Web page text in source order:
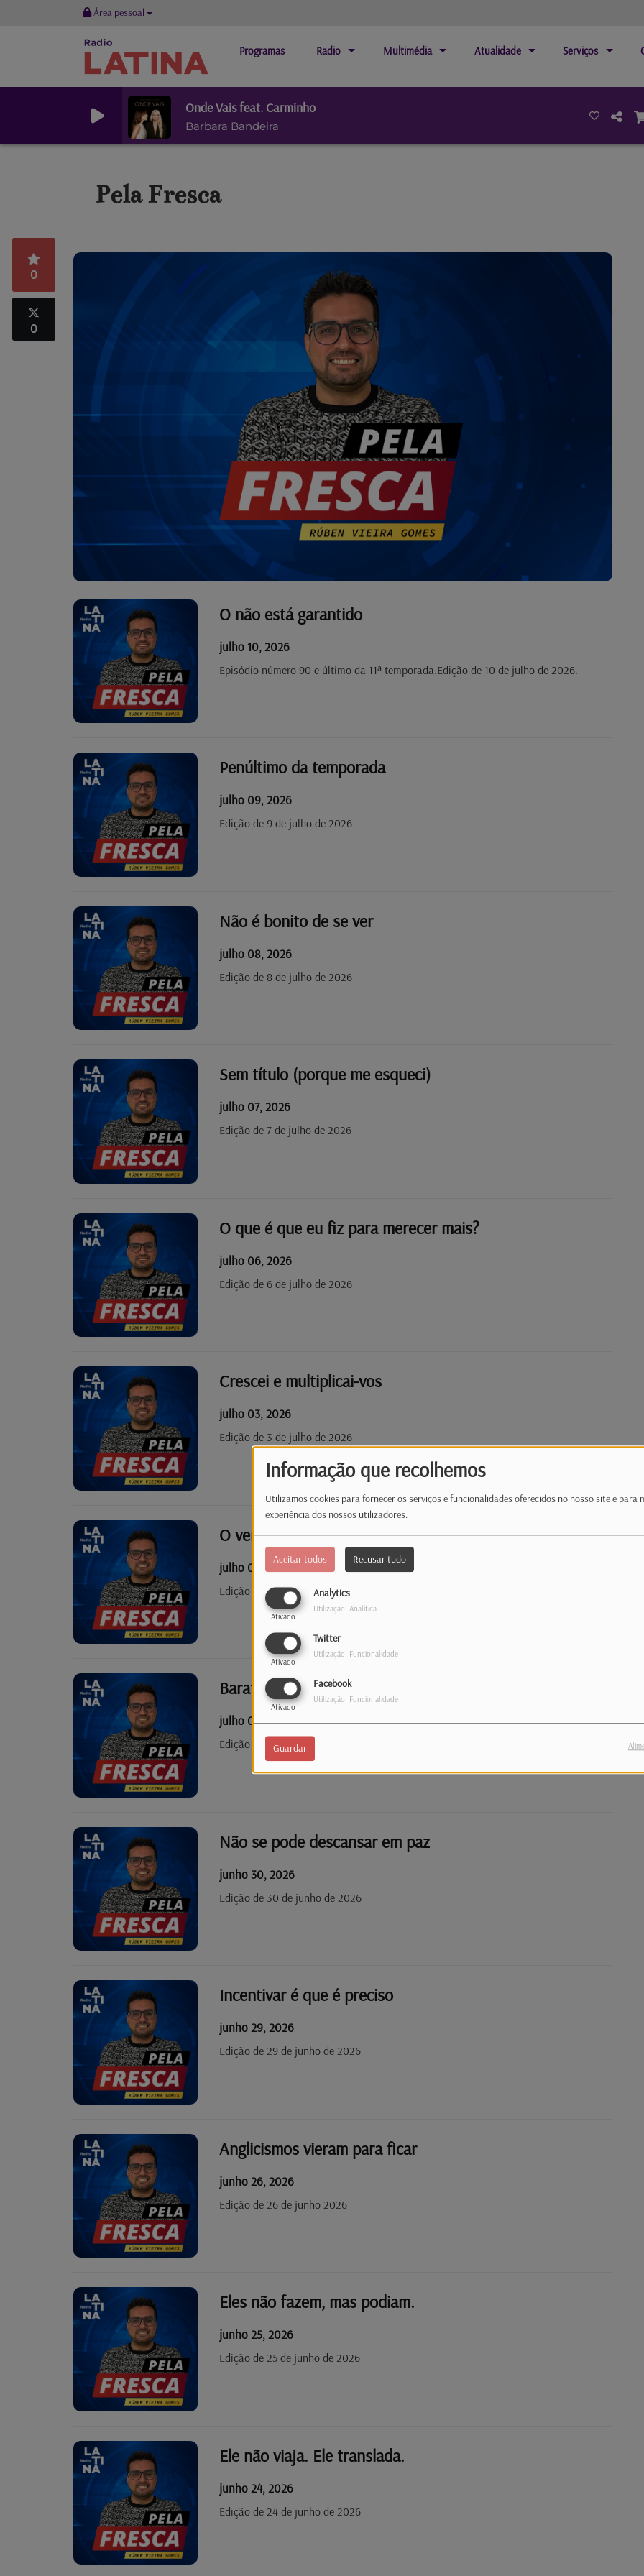
Informação que recolhemos
Utilizamos cookies para fornecer os serviços e funcionalidades oferecidos no nosso site e para
experiência dos nossos utilizadores.
Aceitar todos Recusar tudo
Analytics
Ativado
Utilização: Analítica
Twitter
Ativado
Utilização: Funcionalidade
Facebook
Ativado
Utilização: Funcionalidade
Guardar
Área pessoal
Programas Radio Multimédia Atualidade Serviços
Onde Vais feat. Carminho
Barbara Bandeira
Pela Fresca
0
0
O não está garantido
julho 10, 2026
Episódio número 90 e último da 11ª temporada.Edição de 10 de julho de 2026.
Penúltimo da temporada
julho 09, 2026
Edição de 9 de julho de 2026
Não é bonito de se ver
julho 08, 2026
Edição de 8 de julho de 2026
Sem título (porque me esqueci)
julho 07, 2026
Edição de 7 de julho de 2026
O que é que eu fiz para merecer mais?
julho 06, 2026
Edição de 6 de julho de 2026
Crescei e multiplicai-vos
julho 03, 2026
Edição de 3 de julho de 2026
O verão vai ser fraco
julho 02, 2026
Edição de 2 de julho de 2026
Barata sai cara
julho 01, 2026
Edição de 01 de julho de 2026
Não se pode descansar em paz
junho 30, 2026
Edição de 30 de junho de 2026
Incentivar é que é preciso
junho 29, 2026
Edição de 29 de junho de 2026
Anglicismos vieram para ficar
junho 26, 2026
Edição de 26 de junho 2026
Eles não fazem, mas podiam.
junho 25, 2026
Edição de 25 de junho de 2026
Ele não viaja. Ele translada.
junho 24, 2026
Edição de 24 de junho de 2026